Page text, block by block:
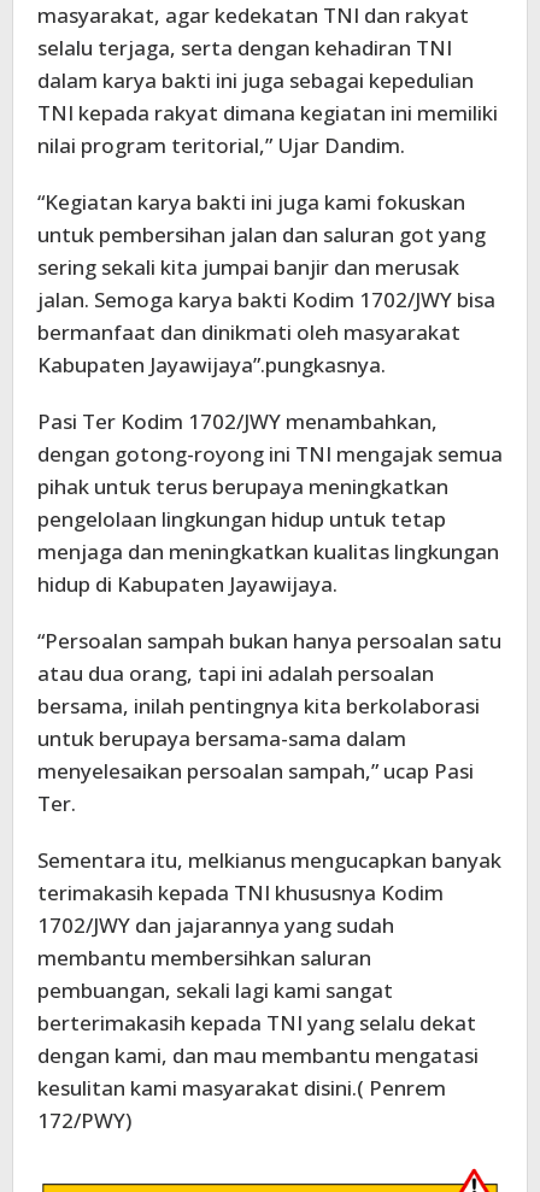
masyarakat, agar kedekatan TNI dan rakyat
selalu terjaga, serta dengan kehadiran TNI
dalam karya bakti ini juga sebagai kepedulian
TNI kepada rakyat dimana kegiatan ini memiliki
nilai program teritorial,” Ujar Dandim.
“Kegiatan karya bakti ini juga kami fokuskan
untuk pembersihan jalan dan saluran got yang
sering sekali kita jumpai banjir dan merusak
jalan. Semoga karya bakti Kodim 1702/JWY bisa
bermanfaat dan dinikmati oleh masyarakat
Kabupaten Jayawijaya”.pungkasnya.
Pasi Ter Kodim 1702/JWY menambahkan,
dengan gotong-royong ini TNI mengajak semua
pihak untuk terus berupaya meningkatkan
pengelolaan lingkungan hidup untuk tetap
menjaga dan meningkatkan kualitas lingkungan
hidup di Kabupaten Jayawijaya.
“Persoalan sampah bukan hanya persoalan satu
atau dua orang, tapi ini adalah persoalan
bersama, inilah pentingnya kita berkolaborasi
untuk berupaya bersama-sama dalam
menyelesaikan persoalan sampah,” ucap Pasi
Ter.
Sementara itu, melkianus mengucapkan banyak
terimakasih kepada TNI khususnya Kodim
1702/JWY dan jajarannya yang sudah
membantu membersihkan saluran
pembuangan, sekali lagi kami sangat
berterimakasih kepada TNI yang selalu dekat
dengan kami, dan mau membantu mengatasi
kesulitan kami masyarakat disini.( Penrem
172/PWY)